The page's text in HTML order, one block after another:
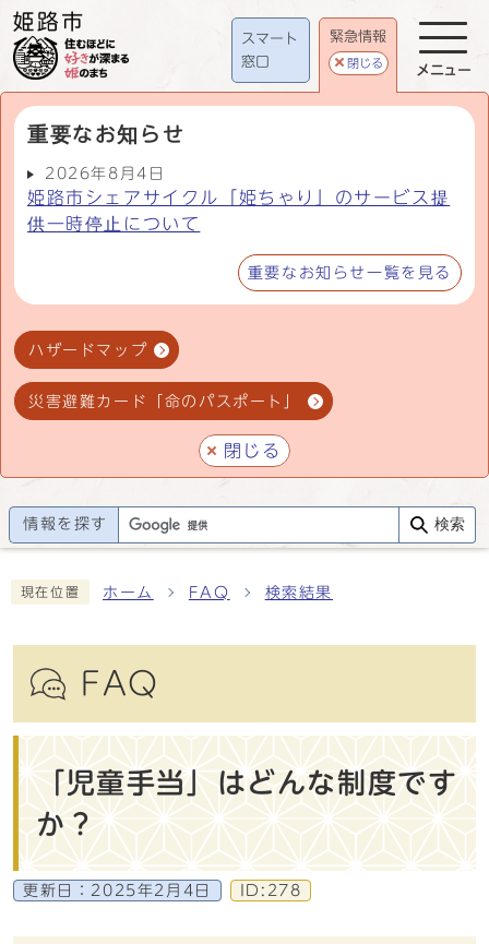
スマート
窓口
緊急情報
閉じる
重要なお知らせ
2026年8月4日
姫路市シェアサイクル「姫ちゃり」のサービス提
供一時停止について
重要なお知らせ一覧を見る
ハザードマップ
災害避難カード「命のパスポート」
閉じる
メニュー
情報を探す 検索
現在位置 ホーム FAQ 検索結果
FAQ
「児童手当」はどんな制度です
か？
更新日： 2025年2月4日 ID:278